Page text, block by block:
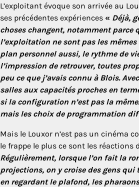
L’exploitant évoque son arrivée au
ses précédentes expériences « Déjà,
choses changent, notamment parce
l’exploitation ne sont pas les mêmes
plan personnel aussi, le rythme de
l’impression de retrouver, toutes
peu ce que j’avais connu à Blois.
salles aux capacités proches en
si la configuration n’est pas la
mais les choix de programmation
Mais le Louxor n’est pas un cinéma
le frappe le plus ce sont les réactions
Régulièrement, lorsque l’on fait la
projections, on y croise des gens
en regardant le plafond, les